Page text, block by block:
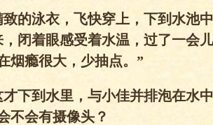
的泳衣，飞快穿上，下到水池
闭着眼感受着水温，过了一会
烟瘾很大，少抽点。”
下到水里，与小佳并排泡在水
不会有摄像头？